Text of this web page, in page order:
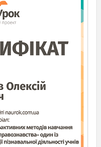
всі голосно ″З
була міцною і
що робити? (не
(потрібно добре